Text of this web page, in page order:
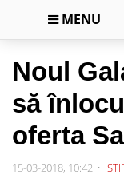
MENU
Noul
să
oferta
15-03-2018, 10:42